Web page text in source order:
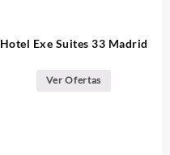
Hotel Exe Suites 33 Madrid
Ver Ofertas